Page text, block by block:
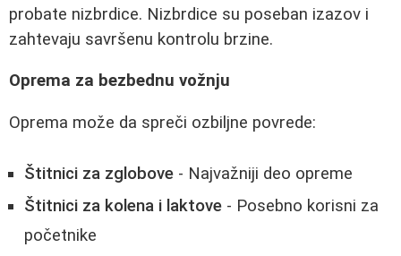
probate nizbrdice. Nizbrdice su poseban izazov i
zahtevaju savršenu kontrolu brzine.
Oprema za bezbednu vožnju
Oprema može da spreči ozbiljne povrede:
Štitnici za zglobove - Najvažniji deo opreme
Štitnici za kolena i laktove - Posebno korisni za
početnike